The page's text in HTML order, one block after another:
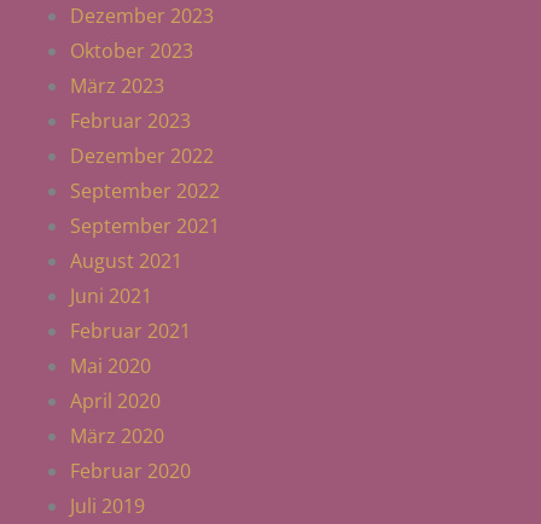
Dezember 2023
Oktober 2023
März 2023
Februar 2023
Dezember 2022
September 2022
September 2021
August 2021
Juni 2021
Februar 2021
Mai 2020
April 2020
März 2020
Februar 2020
Juli 2019